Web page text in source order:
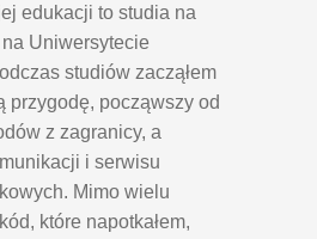
edukacji to studia na
Uniwersytecie
studiów zacząłem
przygodę, począwszy od
z zagranicy, a
i serwisu
Mimo wielu
które napotkałem,